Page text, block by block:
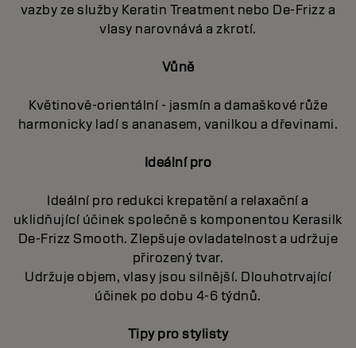
vazby ze služby Keratin Treatment nebo De-Frizz a
vlasy narovnává a zkrotí.
Vůně
Květinově-orientální - jasmín a damaškové růže
harmonicky ladí s ananasem, vanilkou a dřevinami.
Ideální pro
Ideální pro redukci krepatění a relaxační a
uklidňující účinek společně s komponentou Kerasilk
De-Frizz Smooth. Zlepšuje ovladatelnost a udržuje
přirozený tvar.
Udržuje objem, vlasy jsou silnější. Dlouhotrvající
účinek po dobu 4-6 týdnů.
Tipy pro stylisty